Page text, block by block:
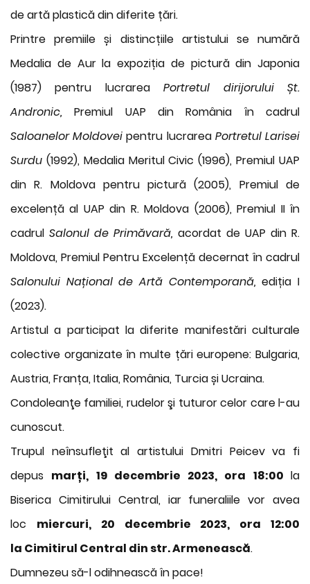
de artă plastică din diferite țări.
Printre premiile și distincțiile artistului se numără
Medalia de Aur la expoziția de pictură din Japonia
(1987) pentru lucrareaPortretul dirijorului Șt.
Andronic,Premiul UAP din România în cadrul
Saloanelor Moldoveipentru lucrarea Portretul Larisei
Surdu (1992), Medalia Meritul Civic (1996), Premiul UAP
din R. Moldova pentru pictură (2005), Premiul de
excelență al UAP din R. Moldova (2006), Premiul II în
cadrul Salonul de Primăvară, acordat de UAP din R.
Moldova, Premiul Pentru Excelență decernat în cadrul
Salonului Național de Artă Contemporană, ediția I
(2023).
Artistul a participat la diferite manifestări culturale
colective organizate în multe țări europene: Bulgaria,
Austria, Franța, Italia, România, Turcia și Ucraina.
Condoleanţe familiei, rudelor şi tuturor celor care l-au
cunoscut.
Trupul neînsufleţit al artistului Dmitri Peicev va fi
depus marți, 19 decembrie 2023, ora 18:00la
Biserica Cimitirului Central, iar funeraliile vor avea
loc miercuri, 20 decembrie 2023, ora 12:00
la Cimitirul Central din str. Armenească.
Dumnezeu să-l odihnească în pace!